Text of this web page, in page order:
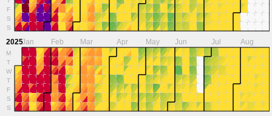
F
S
S
2025
M
T
W
T
F
S
S
Jan Feb Mar Apr May Jun Jul Aug